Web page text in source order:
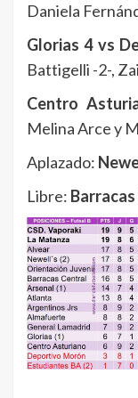
Daniela
Glorias 4 vs
Battigelli -2-,
Centro
Melina Arce y
Aplazado:
Libre: